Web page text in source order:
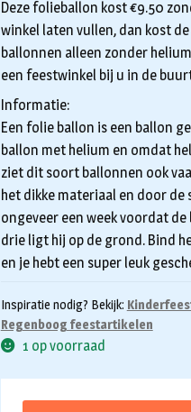
Deze folieballon kost €9.50
winkel laten vullen, dan kost
ballonnen alleen zonder
een feestwinkel bij u in de
Informatie:
Een folie ballon is een ballon
ballon met helium en omdat
ziet dit soort ballonnen ook
het dikke materiaal en door
ongeveer een week voordat
drie ligt hij op de grond. Bind
en je hebt een super leuk
Inspiratie nodig? Bekijk:
Regenboog feestartikelen
1 op voorraad